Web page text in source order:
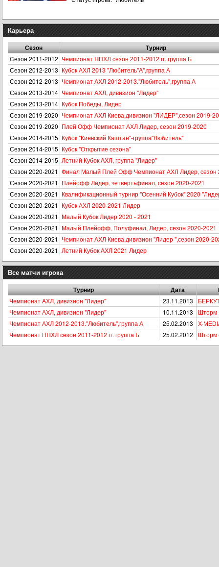
Карьера
Сезон Турнир
Cезон 2011-2012 Чемпионат НПХЛ сезон 2011-2012 гг. группа Б
Сезон 2012-2013 Кубок АХЛ 2013 "Любитель"А",группа А
Сезон 2012-2013 Чемпионат АХЛ 2012-2013."Любитель",группа А
Сезон 2013-2014 Чемпионат АХЛ, дивизион "Лидер"
Сезон 2013-2014 Кубок Победы, Лидер
Сезон 2019-2020 Чемпионат АХЛ Киева,дивизион "ЛИДЕР",сезон 2019-
Сезон 2019-2020 Плей Офф Чемпионат АХЛ Лидер, сезон 2019-2020
Сезон 2014-2015 Кубок "Киевский Каштан"-группа"Любитель"
Сезон 2014-2015 Кубок "Открытие сезона"
Сезон 2014-2015 Летний Кубок АХЛ, группа "Лидер"
Сезон 2020-2021 Финал Малый Плей Офф Чемпионат АХЛ Лидер, сезон
Сезон 2020-2021 Плейофф Лидер, четвертьфинал, сезон 2020-2021
Сезон 2020-2021 Квалификационный турнир "Осенний Кубок" 2020
Сезон 2020-2021 Кубок АХЛ 2020-2021 Лидер
Сезон 2020-2021 Малый Кубок Лидер 2020 - 2021
Сезон 2020-2021 Малый Плейофф, Полуфинал, Лидер, сезон 2020-2021
Сезон 2020-2021 Чемпионат АХЛ Киева,дивизион "Лидер ",сезон 2020-
Сезон 2020-2021 Летний Кубок АХЛ 2021 Лидер
Все матчи игрока
Турнир Дата
Чемпионат АХЛ, дивизион "Лидер" 23.11.2013
Чемпионат АХЛ, дивизион "Лидер"
10.11.2013
Шторм
Чемпионат АХЛ 2012-2013."Любитель",группа А
25.02.2013
X-
Чемпионат НПХЛ сезон 2011-2012 гг. группа Б
25.02.2012 Шторм